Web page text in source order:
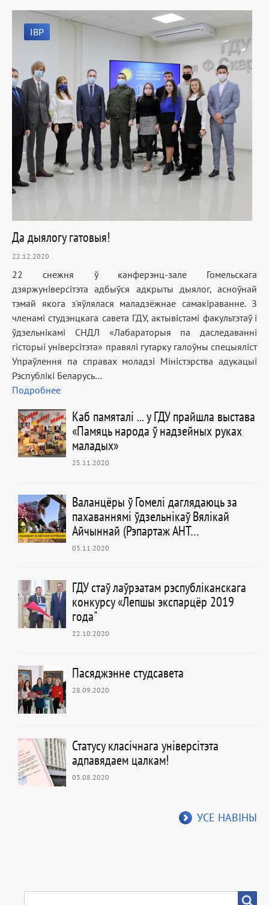
IВР
Да дыялогу гатовыя!
22.12.2020
22 снежня ў канферэнц-зале Гомельскага
дзяржуніверсітэта адбыўся адкрыты дыялог, асноўнай
тэмай якога з'яўлялася маладзёжнае самакіраванне. З
членамі студэнцкага савета ГДУ, актывістамі факультэтаў і
ўдзельнікамі СНДЛ «Лабараторыя па даследаванні
гісторыі універсітэта» правялі гутарку галоўны спецыяліст
Упраўлення па справах моладзі Міністэрства адукацыі
Рэспублікі Беларусь…
Подробнее
Каб памяталі ... у ГДУ прайшла выстава
«Памяць народа ў надзейных руках
маладых»
25.11.2020
Валанцёры ў Гомелі даглядаюць за
пахаваннямі ўдзельнікаў Вялікай
Айчыннай (Рэпартаж АНТ…
03.11.2020
ГДУ стаў лаўрэатам рэспубліканскага
конкурсу «Лепшы экспарцёр 2019
года"
22.10.2020
Пасяджэнне студсавета
28.09.2020
Статусу класічнага універсітэта
адпавядаем цалкам!
03.08.2020
УСЕ НАВІНЫ